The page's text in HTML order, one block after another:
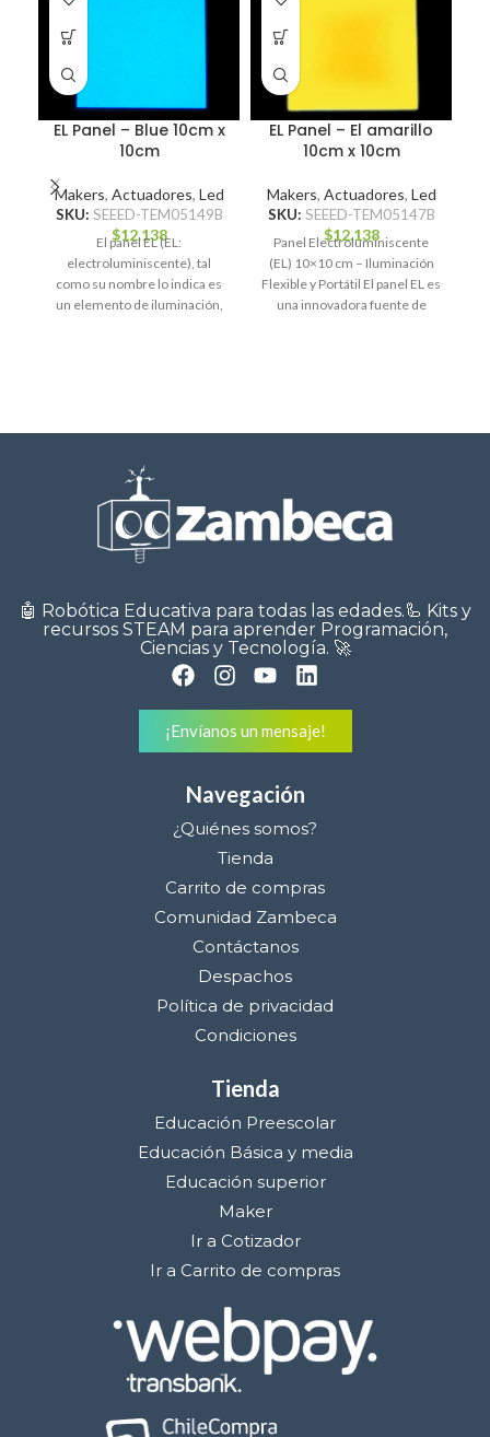
EL Panel – Blue 10cm x
10cm
Makers, Actuadores, Led
SKU: SEEED-TEM05149B
$12.138
El panel EL (EL:
electroluminiscente), tal
como su nombre lo indica es
un elemento de iluminación,
EL Panel – El amarillo
10cm x 10cm
Makers, Actuadores, Led
SKU: SEEED-TEM05147B
$12.138
Panel Electroluminiscente
(EL) 10×10 cm – Iluminación
Flexible y Portátil El panel EL es
una innovadora fuente de
🤖 Robótica Educativa para todas las edades.🦾 Kits y
recursos STEAM para aprender Programación,
Ciencias y Tecnología. 🚀
¡Envíanos un mensaje!
Navegación
¿Quiénes somos?
Tienda
Carrito de compras
Comunidad Zambeca
Contáctanos
Despachos
Política de privacidad
Condiciones
Tienda
Educación Preescolar
Educación Básica y media
Educación superior
Maker
Ir a Cotizador
Ir a Carrito de compras